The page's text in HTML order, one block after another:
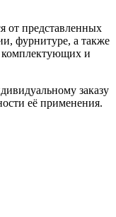
от представленных
фурнитуре, а также
комплектующих и
заказу
её применения.